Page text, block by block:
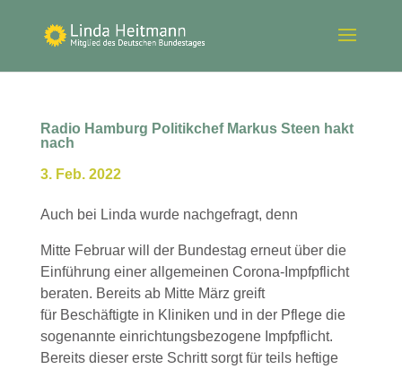
Radio Hamburg Politikchef Markus Steen hakt
nach
3. Feb. 2022
Auch bei Linda wurde nachgefragt, denn
Mitte Februar will der Bundestag erneut über die
Einführung einer allgemeinen Corona-Impfpflicht
beraten. Bereits ab Mitte März greift
für Beschäftigte in Kliniken und in der Pflege die
sogenannte einrichtungsbezogene Impfpflicht.
Bereits dieser erste Schritt sorgt für teils heftige